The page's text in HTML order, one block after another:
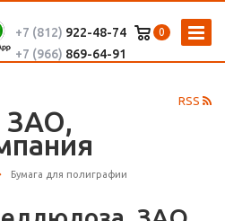
0
+7 (812) 922-48-74
+7 (966) 869-64-91
RSS
ЗАО,
Бумага для полиграфии